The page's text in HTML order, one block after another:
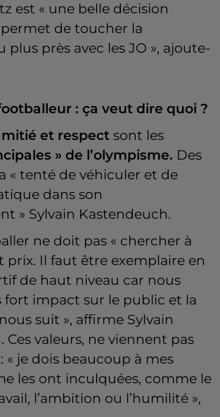
est « une belle décision
de toucher la
plus près avec les JO », ajoute-
: ça veut dire quoi ?
et respect sont les
» de l’olympisme. Des
« tenté de véhiculer et de
dans son
» Sylvain Kastendeuch.
ne doit pas « chercher à
prix. Il faut être exemplaire en
de haut niveau car nous
fort impact sur le public et la
suit », affirme Sylvain
Ces valeurs, ne viennent pas
« je dois beaucoup à mes
les ont inculquées, comme le
l’ambition ou l’humilité »,